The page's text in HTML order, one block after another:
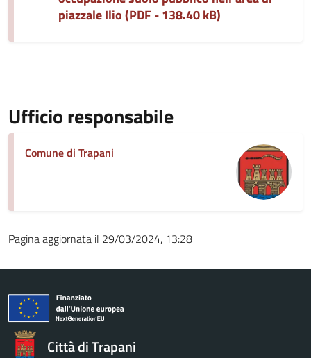
piazzale Ilio (PDF - 138.40 kB)
Ufficio responsabile
Comune di Trapani
Pagina aggiornata il 29/03/2024, 13:28
Città di Trapani